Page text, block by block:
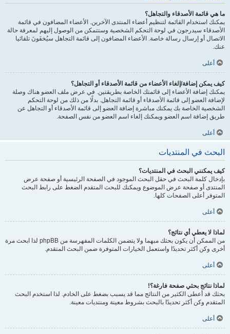
ما هي قائمة الأصدقاء والتجاهل؟
يمكنك استخدام القائمة لتنظيم أعضاء المنتدى الآخرين. الأعضاء المضافون في قائمة
الأصدقاء سيدرجون في لوحة التحكم الشخصية وستتمكن من الوصول إليهم لمعرفة حالة
الاتصال أو إرسال رسالة خاصة. الأعضاء المضافون إلى قائمة التجاهل سيُخفَونَ تلقائيا
عنك.
أعلى
كيف يمكن إضافة/إلغاء الأعضاء من قائمة الأصدقاء أو التجاهل؟
يمكنك إضافة الأعضاء إلى قائمتك الخاصة بطريقتين. في عرض ملف العضو هناك وصلة
لإضافة العضو إلى قائمة الأصدقاء أو قائمة التجاهل. بدلًا من ذلك من لوحة التحكم
الشخصية الخاصة بك يمكنك مباشرة إضافة العضو إلى قائمة الأصدقاء أو التجاهل عن
طريق إضافة اسم العضو ويمكنك إلغاء اسم العضو من نفس الصفحة.
أعلى
البحث في المنتديات
كيف يمكنني البحث في المنتديات؟
بإدخال كلمة البحث في حقل البحث الموجود في الصفحة الرئيسية أو صفحة عرض
المنتدى أو صفحة عرض الموضوع ويمكنك للبحث المتقدم الضغط على رابط البحث
المتوفر أعلى الصفحات كلها.
أعلى
لماذا لا يعطي أي نتائج؟
من الممكن أن يكون بحثك مبهما ولا يتضمن الكلمات المفهرسة من phpBB لذا ابحث مرة
أخرى وكن أكثر تحديدًا واستعمل الخيارات المتوفرة ضمن البحث المتقدم.
أعلى
لماذا نتائج بحثي صفحة فارغة؟!
بحثك قد أعطى الكثير من النتائج مما قد يسبب بضغط على الخادم. لذا استخدم البحث
المتقدم وكن أكثر تحديدًا بالبحث بشروط معينة ومنتديات معينة.
أعلى